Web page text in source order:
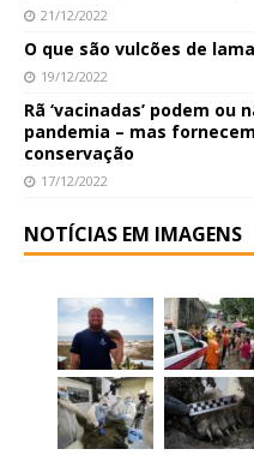
21/12/2022
O que são vulcões de
19/12/2022
Rã ‘vacinadas’ podem
pandemia – mas
conservação
17/12/2022
NOTÍCIAS EM IMAGENS